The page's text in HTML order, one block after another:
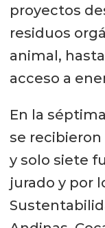
proyectos
residuos
animal,
acceso a
En la
se
y solo siete
jurado y por